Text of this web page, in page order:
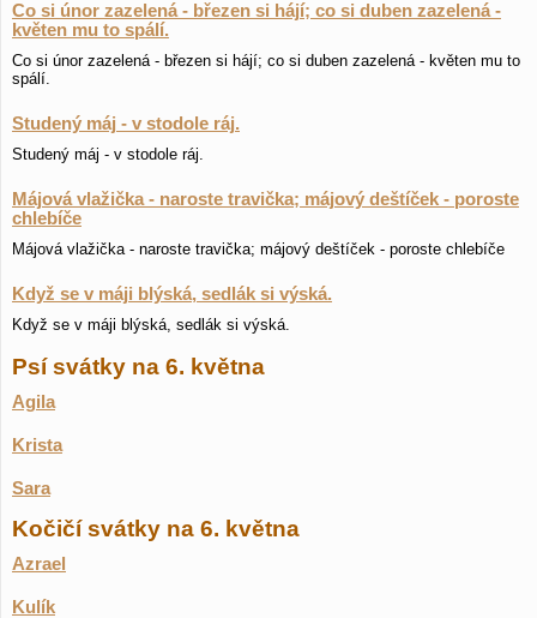
Co si únor zazelená - březen si hájí; co si duben zazelená -
květen mu to spálí.
Co si únor zazelená - březen si hájí; co si duben zazelená - květen mu to
spálí.
Studený máj - v stodole ráj.
Studený máj - v stodole ráj.
Májová vlažička - naroste travička; májový deštíček - poroste
chlebíče
Májová vlažička - naroste travička; májový deštíček - poroste chlebíče
Když se v máji blýská, sedlák si výská.
Když se v máji blýská, sedlák si výská.
Psí svátky na 6. května
Agila
Krista
Sara
Kočičí svátky na 6. května
Azrael
Kulík